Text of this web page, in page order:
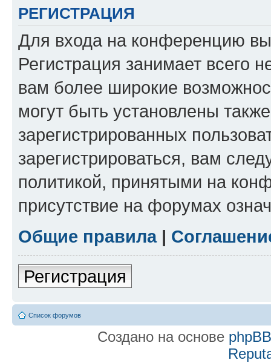
РЕГИСТРАЦИЯ
Для входа на конференцию
Регистрация занимает всего
вам более широкие
могут быть установлены
зарегистрированных
зарегистрироваться, вам
политикой, принятыми на
присутствие на форумах
Общие правила|
Регистрация
Список форумов
Создано на основе phpBB